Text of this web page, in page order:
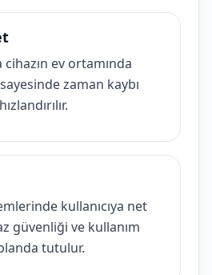
ev ortamında
zaman kaybı
kullanıcıya net
güvenliği ve kullanım
tutulur.